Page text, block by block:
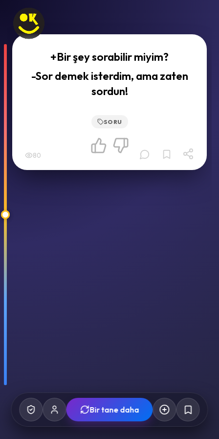
+Bir şey sorabilir miyim?
-Sor demek isterdim, ama zaten
sordun!
SORU
80
Bir tane daha